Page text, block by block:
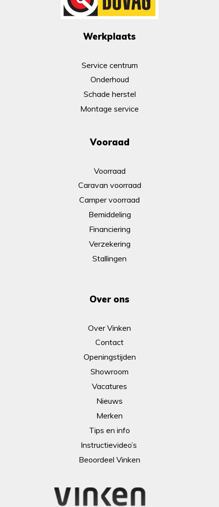
Werkplaats
Service centrum
Onderhoud
Schade herstel
Montage service
Vooraad
Voorraad
Caravan voorraad
Camper voorraad
Bemiddeling
Financiering
Verzekering
Stallingen
Over ons
Over Vinken
Contact
Openingstijden
Showroom
Vacatures
Nieuws
Merken
Tips en info
Instructievideo’s
Beoordeel Vinken